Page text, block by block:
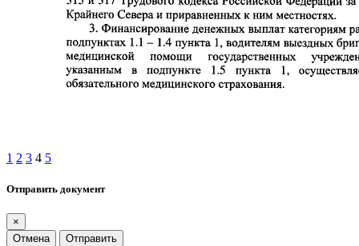
1 2 3 4 5
Отправить документ
×
Отмена
Отправить